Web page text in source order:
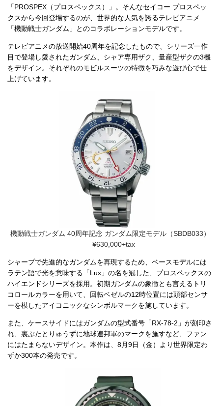
「PROSPEX（プロスペックス）」。そんなセイコー プロスペッ
クスから今回登場するのが、世界的な人気を誇るテレビアニメ
「機動戦士ガンダム」とのコラボレーションモデルです。
テレビアニメの放送開始40周年を記念したもので、シリーズ一作
目で登場し愛されたガンダム、シャア専用ザク、量産型ザクの3機
をデザイン。それぞれのモビルスーツの特徴を巧みな遊び心で仕
上げています。
機動戦士ガンダム 40周年記念 ガンダム限定モデル（SBDB033）
¥630,000+tax
シャープで先進的なガンダムを再現するため、ベースモデルには
ラテン語で光を意味する「Lux」の名を冠した、プロスペックスの
ハイエンドシリーズを採用。初期ガンダムの象徴とも言えるトリ
コロールカラーを用いて、回転ベゼルの12時位置には頭部センサ
ーを模したアイコニックなシンボルマークを施しています。
また、ケースサイドにはガンダムの型式番号「RX-78-2」が刻印さ
れ、裏ぶたとりゅうずに地球連邦軍のマークを施すなど、ファン
にはたまらないデザイン。本作は、8月9日（金）より世界限定わ
ずか300本の発売です。